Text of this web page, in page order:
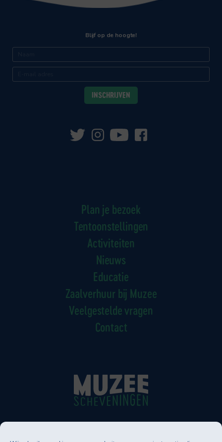
Plan je bezoek
Tentoonstellingen
Activiteiten
Nieuws
Educatie
Zaalverhuur bij Muzee
Veelgestelde vragen
Contact
Blijf op de hoogte!